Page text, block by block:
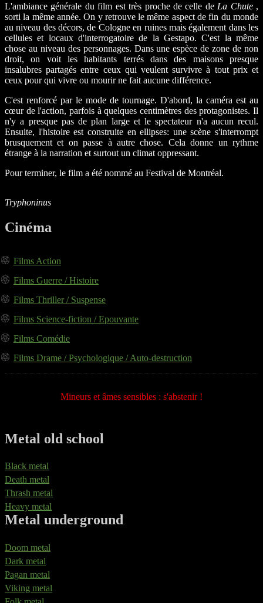
L'ambiance générale du film est très proche de celle de La Chute,
sorti la même année. On y retrouve le même aspect de fin du monde
au niveau des décors, de Cologne en ruines mais également dans les
cellules et locaux d'interrogatoire de la Gestapo. C'est la même
chose au niveau des personnages. Dans une espèce de zone de non
droit, on voit les habitants terrés dans des maisons presque
insalubres partagés entre ceux qui veulent survivre à tout prix et
ceux pour qui vivre ou mourir ne fait aucune différence.
C'est renforcé par le mode de tournage. D'abord, la caméra est au
cœur de l'action, parfois à quelques centimètres des protagonistes. Il
n'y a presque pas de plan large et le spectateur n'a aucun recul.
Ensuite, l'histoire est construite en ellipses: une scène s'interrompt
brusquement et on passe à autre chose. Cela donne un rythme
étrange à la narration et surtout un climat oppressant.
Pour terminer, le film a été nommé au Festival de Montréal.
Tryphoninus
Cinéma
Films Action
Films Guerre / Histoire
Films Thriller / Suspense
Films Science-fiction / Epouvante
Films Comédie
Films Drame / Psychologique / Auto-destruction
Mineurs et âmes sensibles : s'abstenir !
Metal old school
Black metal
Death metal
Thrash metal
Heavy metal
Metal underground
Doom metal
Dark metal
Pagan metal
Viking metal